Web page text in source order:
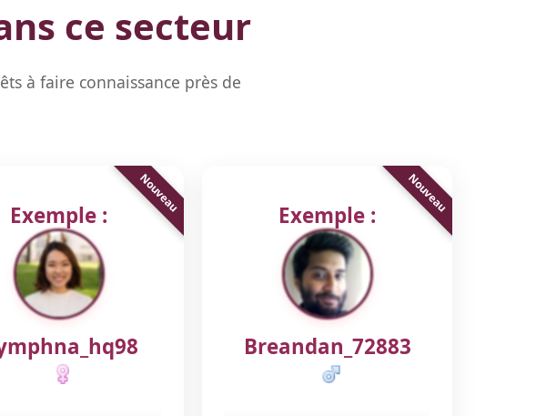
ce secteur
à faire connaissance près de
Exemple : Exemple :
Breandan_72883